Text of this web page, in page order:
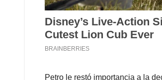
Petro le restó importancia a la